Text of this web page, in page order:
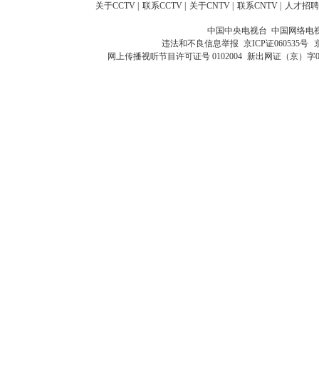
关于CCTV 联系CCTV 关于CNTV 联系CNTV 人才招聘
中国中央电视台 中国网络电
违法和不良信息举报 京ICP证060535号
网上传播视听节目许可证号 0102004 新出网证（京）